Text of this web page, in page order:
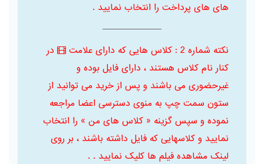
های های پرداخت را انتخاب نمایید .
نکته شماره 2 : کلاس هایی که دارای علامت
در
کنار نام کلاس هستند ، دارای فایل بوده و
غیرحضوری می باشند و پس از خرید می توانید از
ستون سمت چپ به منوی دسترسی اعضا مراجعه
نموده و سپس گزینه « کلاس های من » را انتخاب
نمایید و کلاسهایی که فایل داشته باشند ، بر روی
لینک مشاهده فیلم ها کلیک نمایید . .